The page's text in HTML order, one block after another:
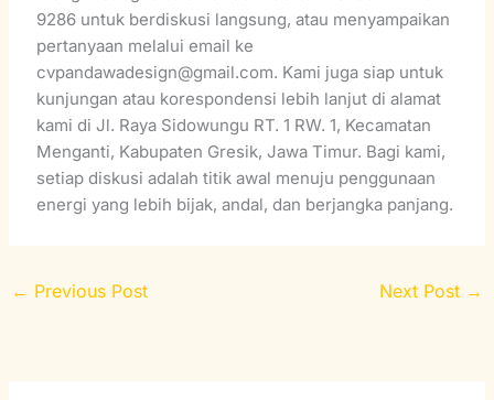
9286 untuk berdiskusi langsung, atau menyampaikan
pertanyaan melalui email ke
cvpandawadesign@gmail.com. Kami juga siap untuk
kunjungan atau korespondensi lebih lanjut di alamat
kami di Jl. Raya Sidowungu RT. 1 RW. 1, Kecamatan
Menganti, Kabupaten Gresik, Jawa Timur. Bagi kami,
setiap diskusi adalah titik awal menuju penggunaan
energi yang lebih bijak, andal, dan berjangka panjang.
← Previous Post Next Post →